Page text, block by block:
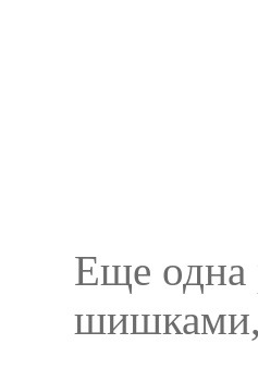
Еще одна
шишками,